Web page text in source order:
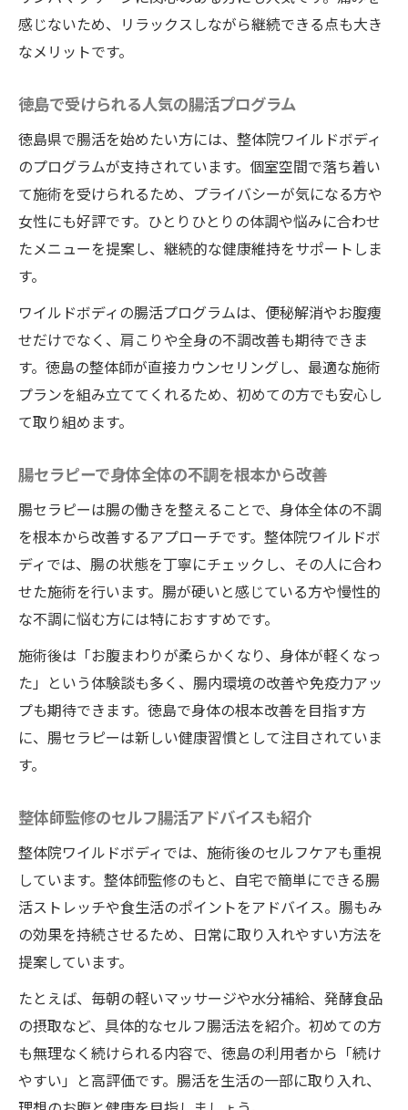
感じないため、リラックスしながら継続できる点も大き
なメリットです。
徳島で受けられる人気の腸活プログラム
徳島県で腸活を始めたい方には、整体院ワイルドボディ
のプログラムが支持されています。個室空間で落ち着い
て施術を受けられるため、プライバシーが気になる方や
女性にも好評です。ひとりひとりの体調や悩みに合わせ
たメニューを提案し、継続的な健康維持をサポートしま
す。
ワイルドボディの腸活プログラムは、便秘解消やお腹痩
せだけでなく、肩こりや全身の不調改善も期待できま
す。徳島の整体師が直接カウンセリングし、最適な施術
プランを組み立ててくれるため、初めての方でも安心し
て取り組めます。
腸セラピーで身体全体の不調を根本から改善
腸セラピーは腸の働きを整えることで、身体全体の不調
を根本から改善するアプローチです。整体院ワイルドボ
ディでは、腸の状態を丁寧にチェックし、その人に合わ
せた施術を行います。腸が硬いと感じている方や慢性的
な不調に悩む方には特におすすめです。
施術後は「お腹まわりが柔らかくなり、身体が軽くなっ
た」という体験談も多く、腸内環境の改善や免疫力アッ
プも期待できます。徳島で身体の根本改善を目指す方
に、腸セラピーは新しい健康習慣として注目されていま
す。
整体師監修のセルフ腸活アドバイスも紹介
整体院ワイルドボディでは、施術後のセルフケアも重視
しています。整体師監修のもと、自宅で簡単にできる腸
活ストレッチや食生活のポイントをアドバイス。腸もみ
の効果を持続させるため、日常に取り入れやすい方法を
提案しています。
たとえば、毎朝の軽いマッサージや水分補給、発酵食品
の摂取など、具体的なセルフ腸活法を紹介。初めての方
も無理なく続けられる内容で、徳島の利用者から「続け
やすい」と高評価です。腸活を生活の一部に取り入れ、